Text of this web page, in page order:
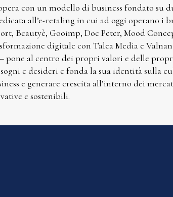
con un modello di business fondato su
all’e-retaling in cui ad oggi operano i
Beautyè, Gooimp, Doc Peter, Mood
digitale con Talea Media e
pone al centro dei propri valori e delle
e desideri e fonda la sua identità sulla
e generare crescita all’interno dei
e sostenibili.